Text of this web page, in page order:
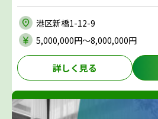
港区新橋1-12-9
5,000,000円〜8,000,000円
詳しく見る